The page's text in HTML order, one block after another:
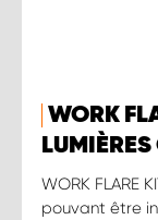
WORK
WORK FLARE
pouvant être